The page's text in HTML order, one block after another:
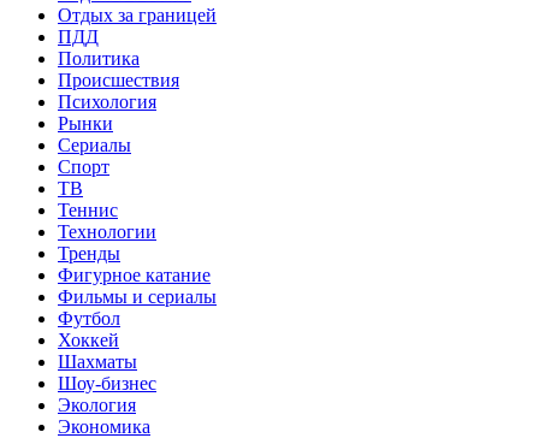
Отдых за границей
ПДД
Политика
Происшествия
Психология
Рынки
Сериалы
Спорт
ТВ
Теннис
Технологии
Тренды
Фигурное катание
Фильмы и сериалы
Футбол
Хоккей
Шахматы
Шоу-бизнес
Экология
Экономика